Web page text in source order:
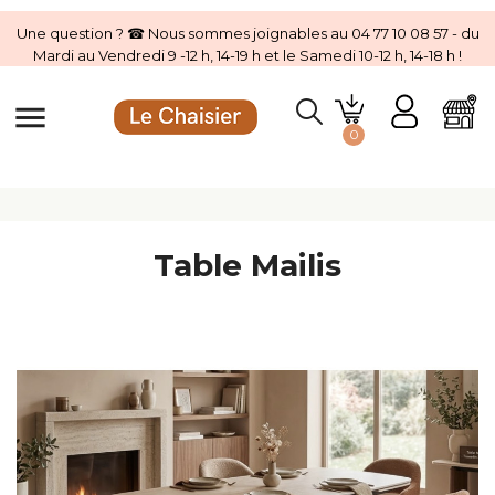
Une question ? ☎ Nous sommes joignables au 04 77 10 08 57 - du
Mardi au Vendredi 9 -12 h, 14-19 h et le Samedi 10-12 h, 14-18 h !
menu 0
Table Mailis